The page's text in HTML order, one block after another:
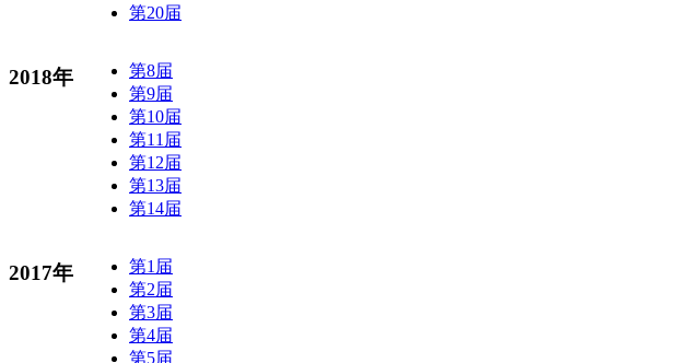
第20届
2018年
第8届
第9届
第10届
第11届
第12届
第13届
第14届
2017年
第1届
第2届
第3届
第4届
第5届